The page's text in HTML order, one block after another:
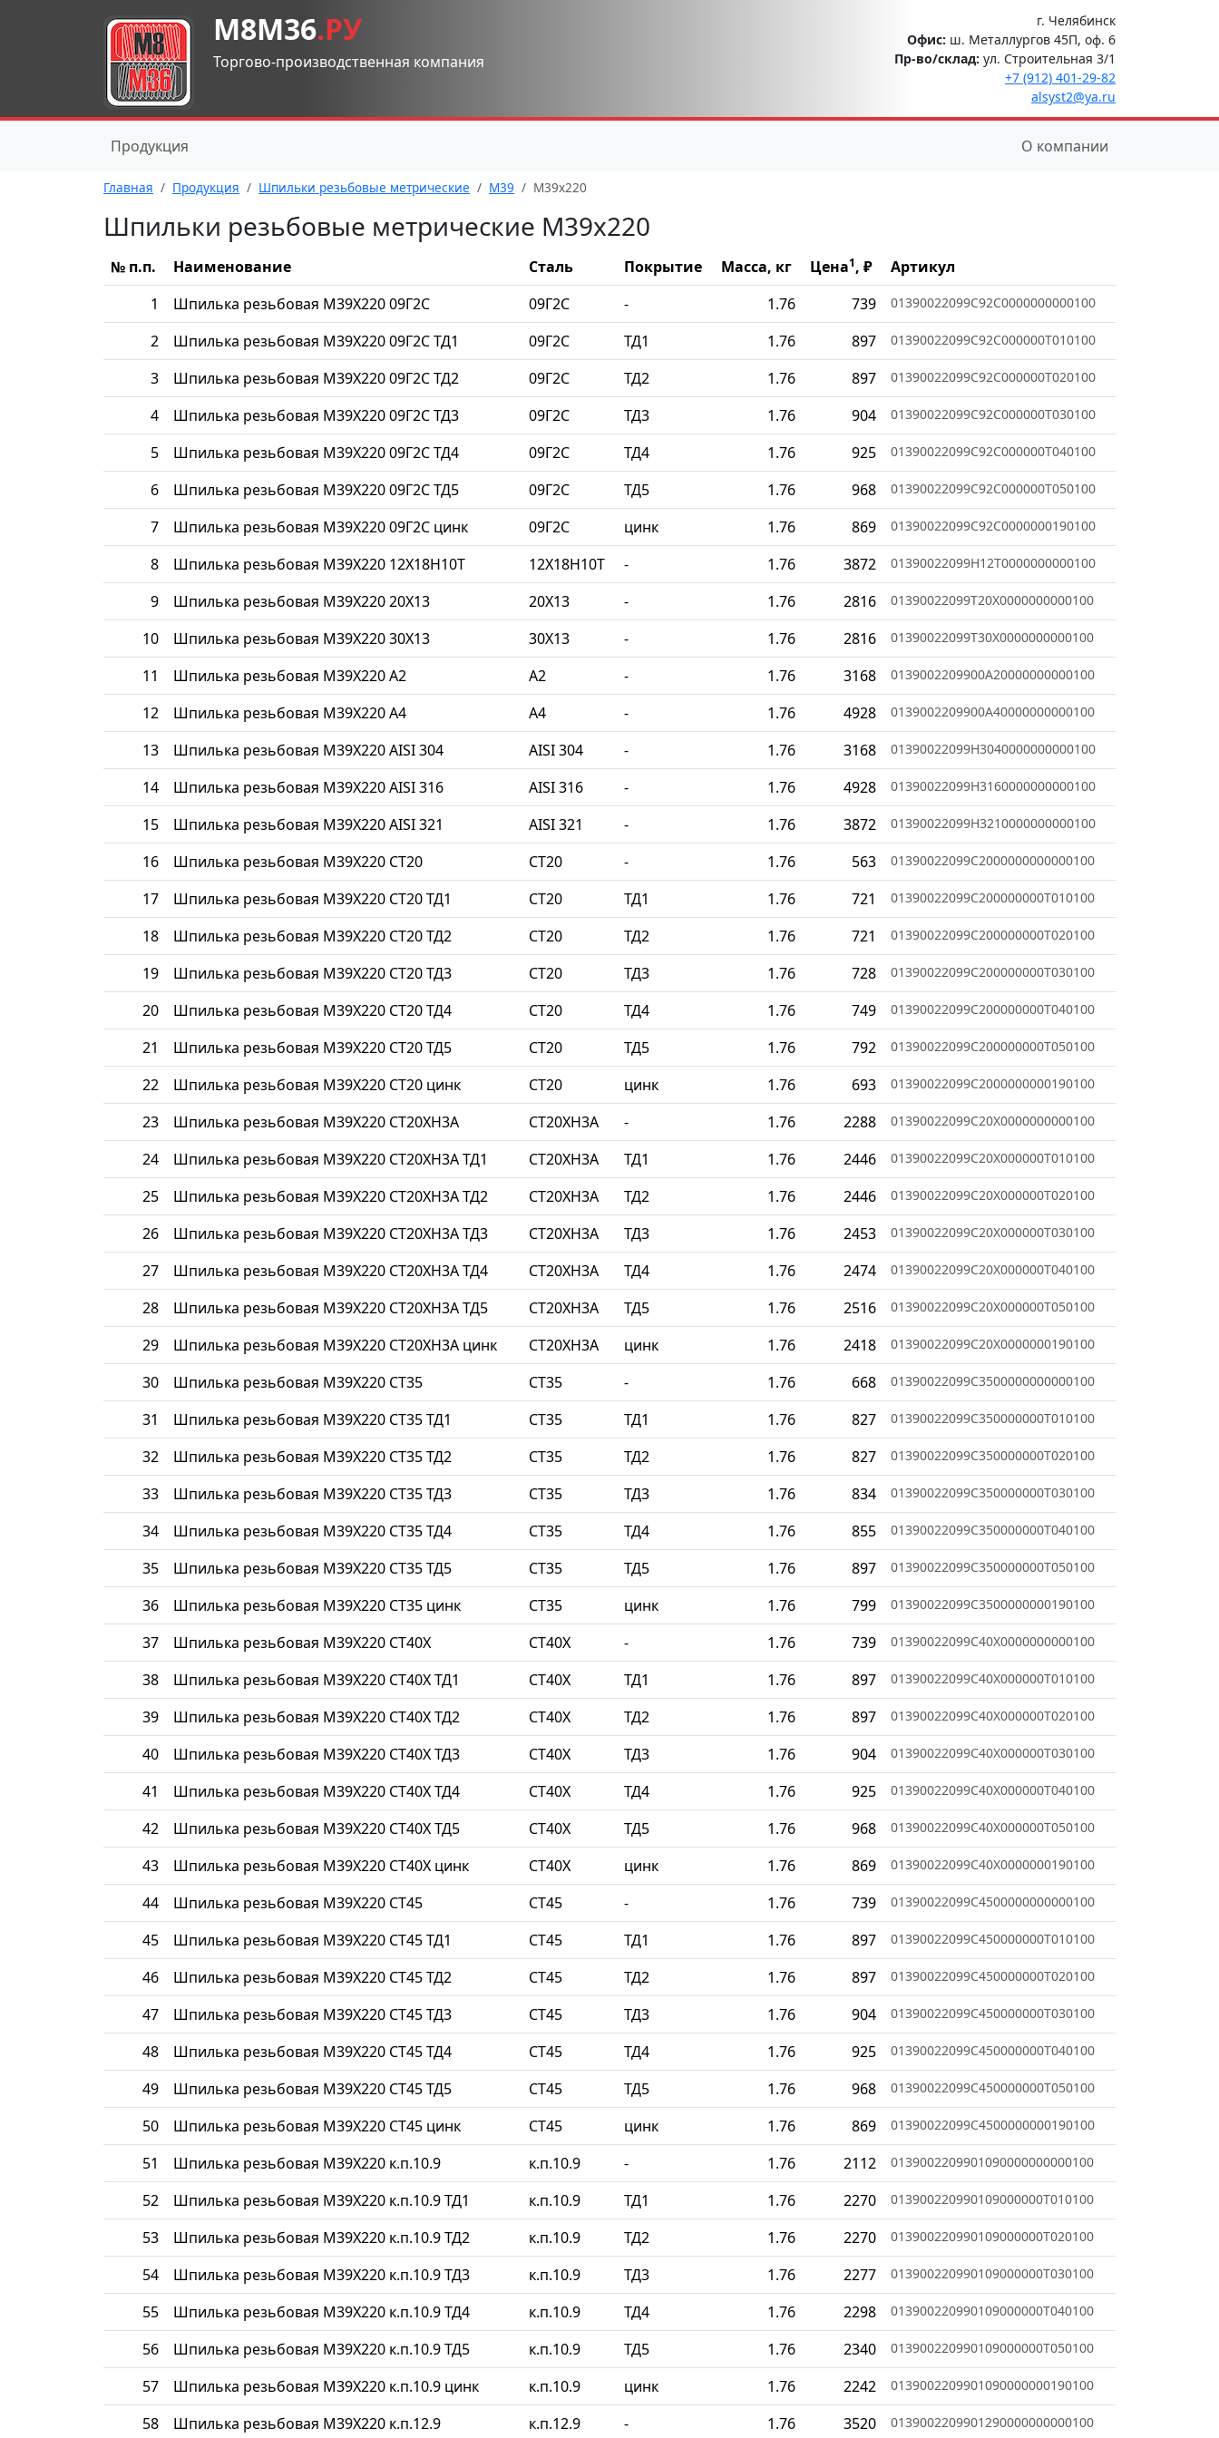
М8М36.РУ
Торгово-производственная компания
г. Челябинск
Офис: ш. Металлургов 45П, оф. 6
Пр-во/склад: ул. Строительная 3/1
+7 (912) 401-29-82
alsyst2@ya.ru
Продукция О компании
Главная Продукция Шпильки резьбовые метрические М39 М39x220
Шпильки резьбовые метрические М39x220
№ п.п. Наименование Сталь Покрытие Масса, кг Цена1, ₽
Артикул
1
Шпилька резьбовая М39Х220 09Г2С 09Г2С - 1.76 739 01390022099C92C0000000000100
2 Шпилька резьбовая М39Х220 09Г2С ТД1 09Г2С ТД1 1.76 897 01390022099C92C000000T010100
3 Шпилька резьбовая М39Х220 09Г2С ТД2 09Г2С ТД2 1.76 897 01390022099C92C000000T020100
4 Шпилька резьбовая М39Х220 09Г2С ТД3 09Г2С ТД3 1.76 904 01390022099C92C000000T030100
5 Шпилька резьбовая М39Х220 09Г2С ТД4 09Г2С ТД4 1.76 925 01390022099C92C000000T040100
6 Шпилька резьбовая М39Х220 09Г2С ТД5 09Г2С ТД5 1.76 968 01390022099C92C000000T050100
7 Шпилька резьбовая М39Х220 09Г2С цинк 09Г2С цинк 1.76 869 01390022099C92C0000000190100
8 Шпилька резьбовая М39Х220 12Х18Н10Т 12Х18Н10Т - 1.76 3872 01390022099H12T0000000000100
9 Шпилька резьбовая М39Х220 20Х13 20Х13 - 1.76 2816 01390022099T20X0000000000100
10 Шпилька резьбовая М39Х220 30Х13 30Х13 - 1.76 2816 01390022099T30X0000000000100
11 Шпилька резьбовая М39Х220 A2 A2 - 1.76 3168 0139002209900A20000000000100
12 Шпилька резьбовая М39Х220 A4 A4 - 1.76 4928 0139002209900A40000000000100
13 Шпилька резьбовая М39Х220 AISI 304 AISI 304 - 1.76 3168 01390022099H3040000000000100
14 Шпилька резьбовая М39Х220 AISI 316 AISI 316 - 1.76 4928 01390022099H3160000000000100
15 Шпилька резьбовая М39Х220 AISI 321 AISI 321 - 1.76 3872 01390022099H3210000000000100
16 Шпилька резьбовая М39Х220 СТ20 СТ20 - 1.76 563 01390022099C2000000000000100
17 Шпилька резьбовая М39Х220 СТ20 ТД1 СТ20 ТД1 1.76 721 01390022099C200000000T010100
18 Шпилька резьбовая М39Х220 СТ20 ТД2 СТ20 ТД2 1.76 721 01390022099C200000000T020100
19 Шпилька резьбовая М39Х220 СТ20 ТД3 СТ20 ТД3 1.76 728 01390022099C200000000T030100
20 Шпилька резьбовая М39Х220 СТ20 ТД4 СТ20 ТД4 1.76 749 01390022099C200000000T040100
21 Шпилька резьбовая М39Х220 СТ20 ТД5 СТ20 ТД5 1.76 792 01390022099C200000000T050100
22 Шпилька резьбовая М39Х220 СТ20 цинк СТ20 цинк 1.76 693 01390022099C2000000000190100
23 Шпилька резьбовая М39Х220 СТ20ХН3А СТ20ХН3А - 1.76 2288 01390022099C20X0000000000100
24 Шпилька резьбовая М39Х220 СТ20ХН3А ТД1 СТ20ХН3А ТД1 1.76 2446 01390022099C20X000000T010100
25 Шпилька резьбовая М39Х220 СТ20ХН3А ТД2 СТ20ХН3А ТД2 1.76 2446 01390022099C20X000000T020100
26 Шпилька резьбовая М39Х220 СТ20ХН3А ТД3 СТ20ХН3А ТД3 1.76 2453 01390022099C20X000000T030100
27 Шпилька резьбовая М39Х220 СТ20ХН3А ТД4 СТ20ХН3А ТД4 1.76 2474 01390022099C20X000000T040100
28 Шпилька резьбовая М39Х220 СТ20ХН3А ТД5 СТ20ХН3А ТД5 1.76 2516 01390022099C20X000000T050100
29 Шпилька резьбовая М39Х220 СТ20ХН3А цинк СТ20ХН3А цинк 1.76 2418 01390022099C20X0000000190100
30 Шпилька резьбовая М39Х220 СТ35 СТ35 - 1.76 668 01390022099C3500000000000100
31 Шпилька резьбовая М39Х220 СТ35 ТД1 СТ35 ТД1 1.76 827 01390022099C350000000T010100
32 Шпилька резьбовая М39Х220 СТ35 ТД2 СТ35 ТД2 1.76 827 01390022099C350000000T020100
33 Шпилька резьбовая М39Х220 СТ35 ТД3 СТ35 ТД3 1.76 834 01390022099C350000000T030100
34 Шпилька резьбовая М39Х220 СТ35 ТД4 СТ35 ТД4 1.76 855 01390022099C350000000T040100
35 Шпилька резьбовая М39Х220 СТ35 ТД5 СТ35 ТД5 1.76 897 01390022099C350000000T050100
36 Шпилька резьбовая М39Х220 СТ35 цинк СТ35 цинк 1.76 799 01390022099C3500000000190100
37 Шпилька резьбовая М39Х220 СТ40Х СТ40Х - 1.76 739 01390022099C40X0000000000100
38 Шпилька резьбовая М39Х220 СТ40Х ТД1 СТ40Х ТД1 1.76 897 01390022099C40X000000T010100
39 Шпилька резьбовая М39Х220 СТ40Х ТД2 СТ40Х ТД2 1.76 897 01390022099C40X000000T020100
40 Шпилька резьбовая М39Х220 СТ40Х ТД3 СТ40Х ТД3 1.76 904 01390022099C40X000000T030100
41 Шпилька резьбовая М39Х220 СТ40Х ТД4 СТ40Х ТД4 1.76 925 01390022099C40X000000T040100
42 Шпилька резьбовая М39Х220 СТ40Х ТД5 СТ40Х ТД5 1.76 968 01390022099C40X000000T050100
43 Шпилька резьбовая М39Х220 СТ40Х цинк СТ40Х цинк 1.76 869 01390022099C40X0000000190100
44 Шпилька резьбовая М39Х220 СТ45 СТ45 - 1.76 739 01390022099C4500000000000100
45 Шпилька резьбовая М39Х220 СТ45 ТД1 СТ45 ТД1 1.76 897 01390022099C450000000T010100
46 Шпилька резьбовая М39Х220 СТ45 ТД2 СТ45 ТД2 1.76 897 01390022099C450000000T020100
47 Шпилька резьбовая М39Х220 СТ45 ТД3 СТ45 ТД3 1.76 904 01390022099C450000000T030100
48 Шпилька резьбовая М39Х220 СТ45 ТД4 СТ45 ТД4 1.76 925 01390022099C450000000T040100
49 Шпилька резьбовая М39Х220 СТ45 ТД5 СТ45 ТД5 1.76 968 01390022099C450000000T050100
50 Шпилька резьбовая М39Х220 СТ45 цинк СТ45 цинк 1.76 869 01390022099C4500000000190100
51 Шпилька резьбовая М39Х220 к.п.10.9 к.п.10.9 - 1.76 2112 0139002209901090000000000100
52 Шпилька резьбовая М39Х220 к.п.10.9 ТД1 к.п.10.9 ТД1 1.76 2270 013900220990109000000T010100
53 Шпилька резьбовая М39Х220 к.п.10.9 ТД2 к.п.10.9 ТД2 1.76 2270 013900220990109000000T020100
54 Шпилька резьбовая М39Х220 к.п.10.9 ТД3 к.п.10.9 ТД3 1.76 2277 013900220990109000000T030100
55 Шпилька резьбовая М39Х220 к.п.10.9 ТД4 к.п.10.9 ТД4 1.76 2298 013900220990109000000T040100
56 Шпилька резьбовая М39Х220 к.п.10.9 ТД5 к.п.10.9 ТД5 1.76 2340 013900220990109000000T050100
57 Шпилька резьбовая М39Х220 к.п.10.9 цинк к.п.10.9 цинк 1.76 2242 0139002209901090000000190100
58 Шпилька резьбовая М39Х220 к.п.12.9 к.п.12.9 - 1.76 3520 0139002209901290000000000100